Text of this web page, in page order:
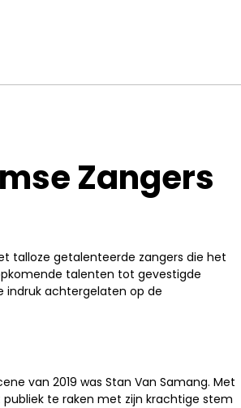
Zangers
talloze getalenteerde zangers die het
talenten tot gevestigde
indruk achtergelaten op de
van 2019 was Stan Van Samang. Met
publiek te raken met zijn krachtige stem